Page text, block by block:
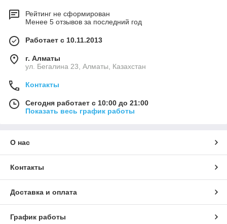
Рейтинг не сформирован
Менее 5 отзывов за последний год
Работает с 10.11.2013
г. Алматы
ул. Бегалина 23, Алматы, Казахстан
Контакты
Сегодня работает с 10:00 до 21:00
Показать весь график работы
О нас
Контакты
Доставка и оплата
График работы